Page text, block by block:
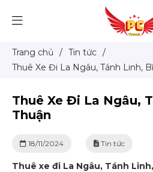
Trang chủ / Tin tức /
Thuê Xe Đi La Ngâu, Tánh Linh,
Thuê Xe Đi La Ngâu,
Thuận
18/11/2024 Tin tức
Thuê xe đi La Ngâu, Tánh